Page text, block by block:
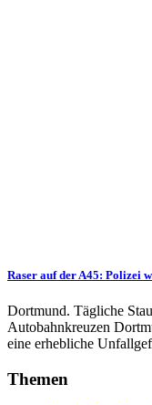
Raser auf der A45: Polizei
Dortmund. Tägliche
Autobahnkreuzen
eine erhebliche
Themen